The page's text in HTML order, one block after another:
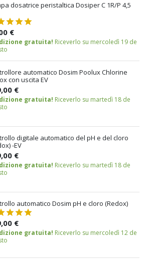
dosatrice peristaltica Dosiper C 1R/P 4,5
€
gratuita! Riceverlo su mercoledì 19 de
automatico Dosim Poolux Chlorine
con uscita EV
€
gratuita! Riceverlo su martedì 18 de
digitale automatico del pH e del cloro
-EV
€
gratuita! Riceverlo su martedì 18 de
automatico Dosim pH e cloro (Redox)
€
gratuita! Riceverlo su mercoledì 12 de